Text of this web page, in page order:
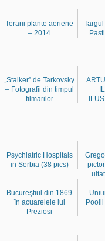
Terarii plante aeriene
– 2014
„Stalker” de Tarkovsky
– Fotografii din timpul
filmarilor
Psychiatric Hospitals
in Serbia (38 pics)
Bucureştiul din 1869
în acuarelele lui
Preziosi
Poolii